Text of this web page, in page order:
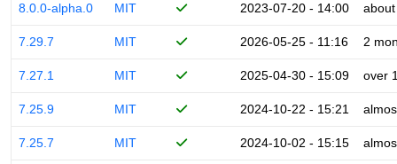
8.0.0-alpha.0 MIT 2023-07-20 - 14:00
7.29.7 MIT 2026-05-25 - 11:16 2
7.27.1 MIT 2025-04-30 - 15:09 over
7.25.9 MIT 2024-10-22 - 15:21
7.25.7 MIT 2024-10-02 - 15:15